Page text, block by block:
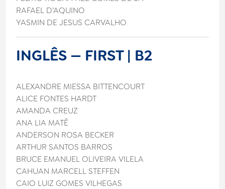
RAFAEL D’AQUINO
YASMIN DE JESUS CARVALHO
INGLÊS — FIRST | B2
ALEXANDRE MIESSA BITTENCOURT
ALICE FONTES HARDT
AMANDA CREUZ
ANA LIA MATÊ
ANDERSON ROSA BECKER
ARTHUR SANTOS BARROS
BRUCE EMANUEL OLIVEIRA VILELA
CAHUAN MARCELL STEFFEN
CAIO LUIZ GOMES VILHEGAS